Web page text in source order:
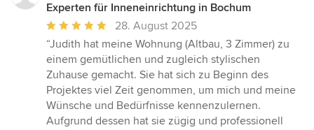
Experten für Inneneinrichtung in Bochum
Durchschnittliche
Bewertung:
5
von
5
Sternen
28. August 2025
“Judith hat meine Wohnung (Altbau, 3 Zimmer) zu
einem gemütlichen und zugleich stylischen
Zuhause gemacht. Sie hat sich zu Beginn des
Projektes viel Zeit genommen, um mich und meine
Wünsche und Bedürfnisse kennenzulernen.
Aufgrund dessen hat sie zügig und professionell